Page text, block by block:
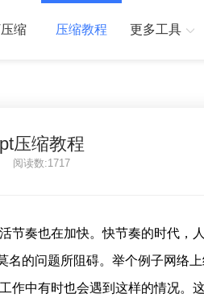
缩 压缩教程 更多工具
压缩教程
阅读数:1717
节奏也在加快。快节奏的时代，
名的问题所阻碍。举个例子网络
作中有时也会遇到这样的情况。